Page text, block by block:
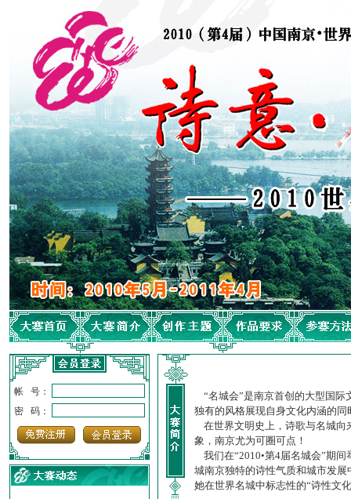
帐 号：
密 码：
“名城会”是南京首创的大型国际
独有的风格展现自身文化内涵的
在世界文明史上，诗歌与名城向
象，南京尤为可圈可点！
我们在“2010•第4届名城会”期
城南京独特的诗性气质和城市发
她在世界名城中标志性的“诗性文